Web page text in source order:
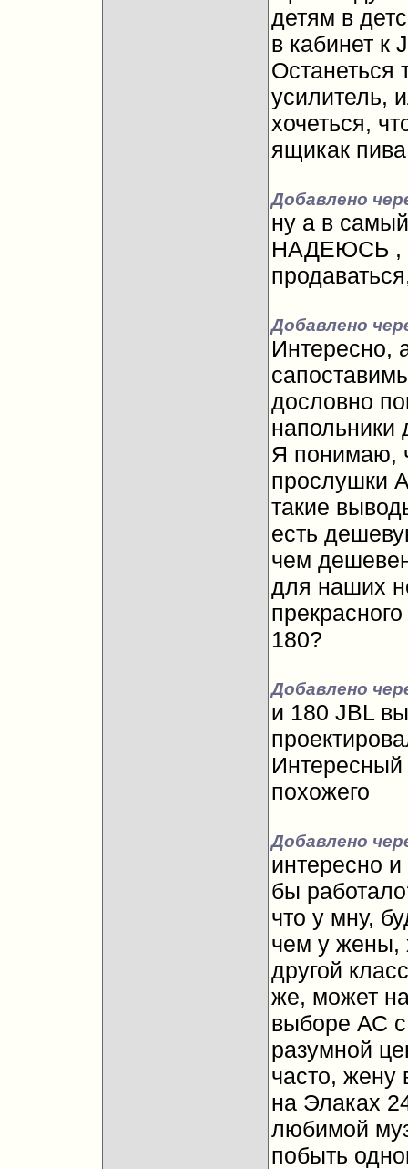
детям в
в кабинет к
Останеться
усилитель,
хочеться,
ящикак
Добавлено
ну а в
НАДЕЮСЬ ,
Добавлено
Интересно,
дословно
напольники
Я понимаю,
прослушки
такие
есть
чем
для наших
180?
Добавлено
и 180 JBL
Интересный
похожего
Добавлено
интересно
бы
что у мну,
чем у жены,
другой
же, может
выборе АС с
разумной
часто, жену
на Элаках
любимой
побыть